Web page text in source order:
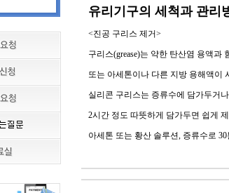
유리기구의 세척과 관리
<진공 구리스 제거>
구리스(grease)는 약한 탄산염 용액과
또는 아세톤이나 다른 지방 용해액이
실리콘 구리스는 증류수에 담가두거나
2시간 정도 따뜻하게 담가두면 쉽게
아세톤 또는 황산 솔루션, 증류수로